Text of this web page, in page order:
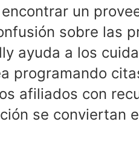
un
sobre las
ayuda a los
programando
afiliados con
se conviertan